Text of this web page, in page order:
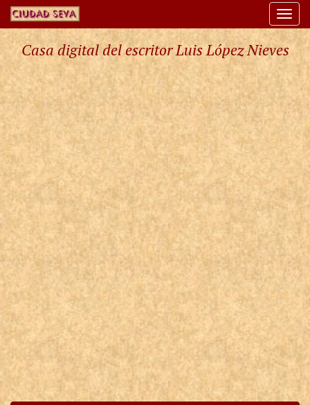
Casa digital del escritor Luis López Nieves